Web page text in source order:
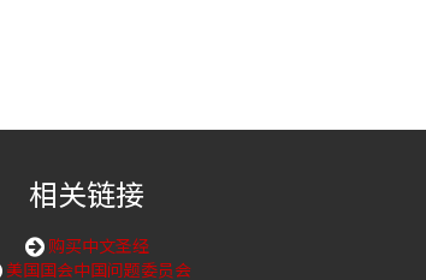
相关链接
购买中文圣经
美国国会中国问题委员会